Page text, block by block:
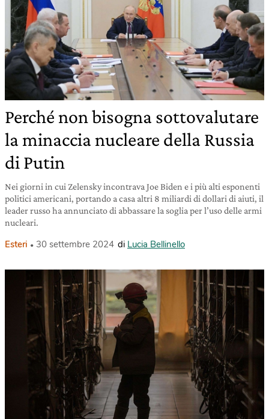
Perché non bisogna sottovalutare
la minaccia nucleare della Russia
di Putin
Nei giorni in cui Zelensky incontrava Joe Biden e i più alti esponenti
politici americani, portando a casa altri 8 miliardi di dollari di aiuti, il
leader russo ha annunciato di abbassare la soglia per l’uso delle armi
nucleari.
Esteri 30 settembre 2024 di Lucia Bellinello